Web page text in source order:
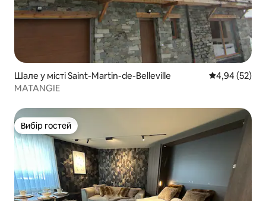
Шале у місті Saint-Martin-de-Belleville Середня
4,94 (52)
MATANGIE
Вибір гостей
Вибір гостей